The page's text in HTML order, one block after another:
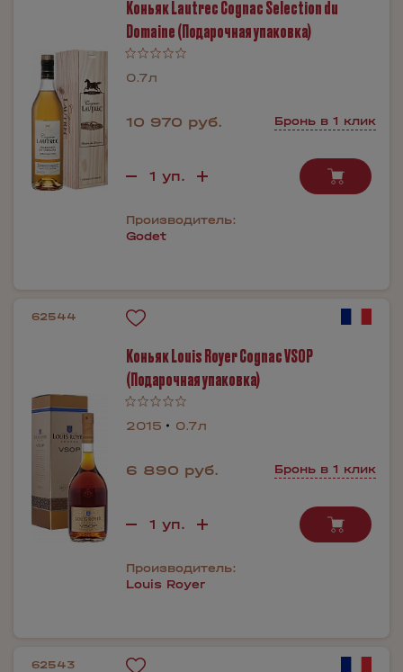
Коньяк Lautrec Cognac Selection du
Domaine (Подарочная упаковка)
0.7л
10 970 руб. Бронь в 1 клик
Производитель:
Godet
62544
Коньяк Louis Royer Cognac VSOP
(Подарочная упаковка)
2015 0.7л
6 890 руб. Бронь в 1 клик
Производитель:
Louis Royer
62543